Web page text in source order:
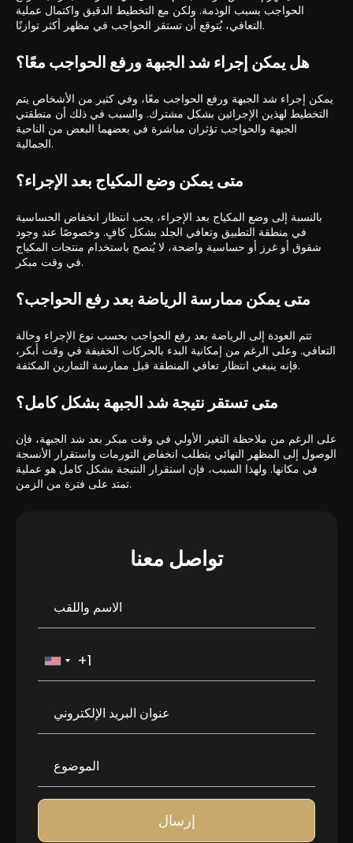
الحواجب بسبب الوذمة. ولكن مع التخطيط الدقيق واكتمال عملية
التعافي، يُتوقع أن تستقر الحواجب في مظهر أكثر توازنًا.
هل يمكن إجراء شد الجبهة ورفع الحواجب معًا؟
يمكن إجراء شد الجبهة ورفع الحواجب معًا، وفي كثير من الأشخاص يتم
التخطيط لهذين الإجرائين بشكل مشترك. والسبب في ذلك أن منطقتي
الجبهة والحواجب تؤثران مباشرة في بعضهما البعض من الناحية
الجمالية.
متى يمكن وضع المكياج بعد الإجراء؟
بالنسبة إلى وضع المكياج بعد الإجراء، يجب انتظار انخفاض الحساسية
في منطقة التطبيق وتعافي الجلد بشكل كافٍ. وخصوصًا عند وجود
شقوق أو غرز أو حساسية واضحة، لا يُنصح باستخدام منتجات المكياج
في وقت مبكر.
متى يمكن ممارسة الرياضة بعد رفع الحواجب؟
تتم العودة إلى الرياضة بعد رفع الحواجب بحسب نوع الإجراء وحالة
التعافي. وعلى الرغم من إمكانية البدء بالحركات الخفيفة في وقت أبكر،
فإنه ينبغي انتظار تعافي المنطقة قبل ممارسة التمارين المكثفة.
متى تستقر نتيجة شد الجبهة بشكل كامل؟
على الرغم من ملاحظة التغير الأولي في وقت مبكر بعد شد الجبهة، فإن
الوصول إلى المظهر النهائي يتطلب انخفاض التورمات واستقرار الأنسجة
في مكانها. ولهذا السبب، فإن استقرار النتيجة بشكل كامل هو عملية
تمتد على فترة من الزمن.
تواصل معنا
إرسال